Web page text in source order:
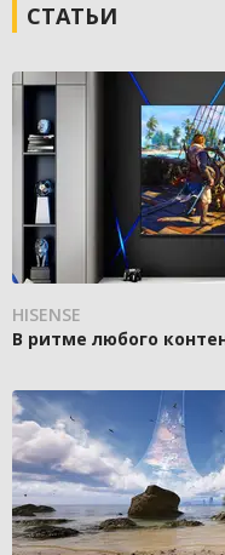
СТАТЬИ
HISENSE
В ритме любого